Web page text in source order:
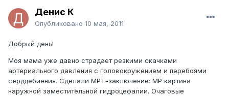
Денис К
Опубликовано 10 мая, 2011
Добрый день!
Моя мама уже давно страдает резкими скачками
артериального давления с головокружением и перебоями
сердцебиения. Сделали МРТ-заключение: МР картина
наружной заместительной гидроцефалии. Очаговые